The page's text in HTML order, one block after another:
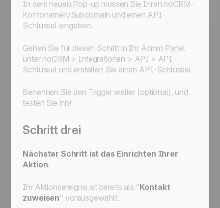
In dem neuen Pop-up müssen Sie Ihren noCRM-
Kontonamen/Subdomain und einen API-
Schlüssel eingeben.
Gehen Sie für diesen Schritt in Ihr Admin Panel
unter noCRM > Integrationen > API > API-
Schlüssel und erstellen Sie einen API-Schlüssel.
Benennen Sie den Trigger weiter (optional), und
testen Sie ihn!
Schritt drei
Nächster Schritt ist das Einrichten Ihrer
Aktion.
Ihr Aktionsereignis ist bereits als "Kontakt
zuweisen" vorausgewählt.